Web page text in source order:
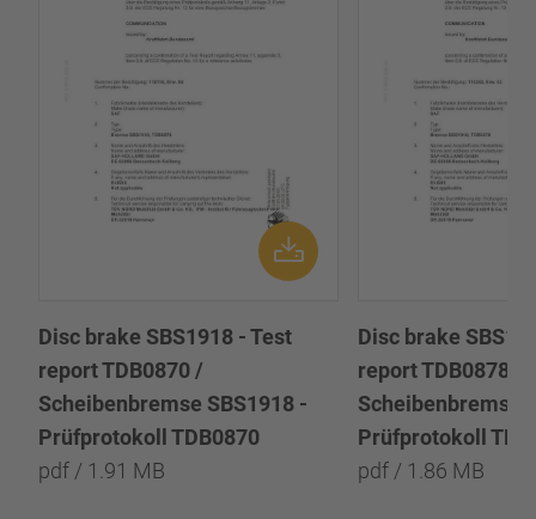
Disc brake SBS1918 - Test
report TDB0870 /
Scheibenbremse SBS1918 -
Prüfprotokoll TDB0870
pdf / 1.91 MB
Disc brake
report TDB0878 /
Scheibenbremse
Prüfprotokoll
pdf / 1.86 MB